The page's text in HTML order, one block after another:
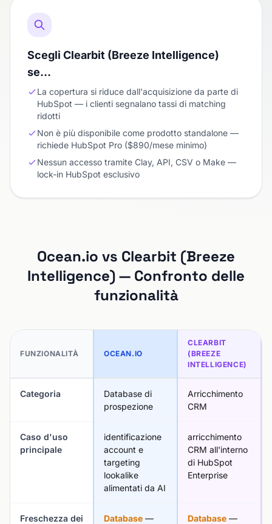
Scegli Clearbit (Breeze Intelligence)
se…
La copertura si riduce dall'acquisizione da parte di
HubSpot — i clienti segnalano tassi di matching
ridotti
Non è più disponibile come prodotto standalone —
richiede HubSpot Pro ($890/mese minimo)
Nessun accesso tramite Clay, API, CSV o Make —
lock-in HubSpot esclusivo
Ocean.io vs Clearbit (Breeze
Intelligence) — Confronto delle
funzionalità
FUNZIONALITÀ OCEAN.IO
CLEARBIT
(BREEZE
INTELLIGENCE)
Categoria
Database di
prospezione
Arricchimento
CRM
Caso d'uso
principale
identificazione
account e
targeting
lookalike
alimentati da AI
arricchimento
CRM all'interno
di HubSpot
Enterprise
Freschezza dei
Database —
Database —